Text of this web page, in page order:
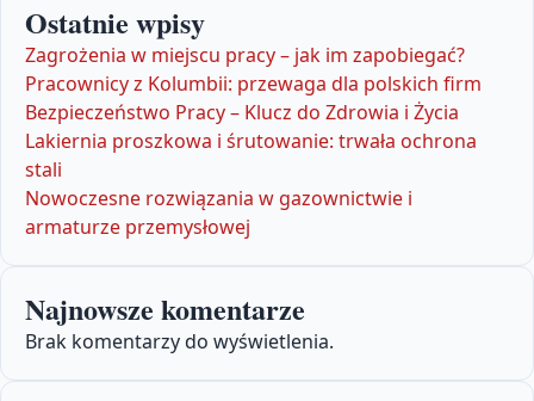
Ostatnie wpisy
Zagrożenia w miejscu pracy – jak im zapobiegać?
Pracownicy z Kolumbii: przewaga dla polskich firm
Bezpieczeństwo Pracy – Klucz do Zdrowia i Życia
Lakiernia proszkowa i śrutowanie: trwała ochrona
stali
Nowoczesne rozwiązania w gazownictwie i
armaturze przemysłowej
Najnowsze komentarze
Brak komentarzy do wyświetlenia.